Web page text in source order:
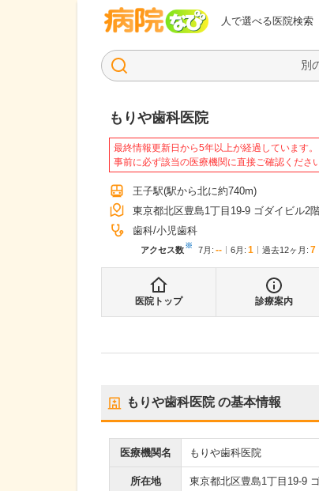
人で選べる医院検索
病院なび
もりや歯科医院
最終情報更新日から5年以上が経過しています。
事前に必ず該当の医療機関に直接ご確認ください
王子駅(駅から北に約740m)
東京都北区豊島1丁目19-9 ゴダイビル2
歯科 小児歯科
アクセス数※ 7月 : -- 6月 : 1 過去12ヶ月: 7
医院トップ 診療案内
もりや歯科医院の基本情報
医療機関名 もりや歯科医院
所在地 東京都北区豊島1丁目19-9